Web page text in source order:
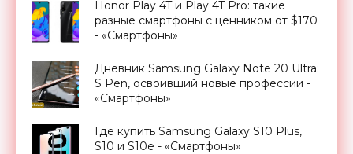
Honor Play 4T и Play 4T Pro: такие
разные смартфоны с ценником от $170
- «Смартфоны»
Дневник Samsung Galaxy Note 20 Ultra:
S Pen, освоивший новые профессии -
«Смартфоны»
Где купить Samsung Galaxy S10 Plus,
S10 и S10e - «Смартфоны»